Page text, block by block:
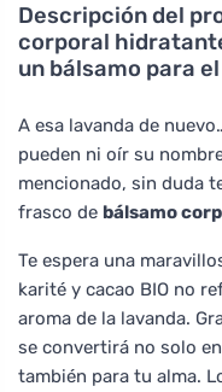
Descripción del
corporal
un bálsamo para
A esa lavanda de
pueden ni oír su
mencionado, sin duda
frasco de bálsamo
Te espera una
karité y cacao BIO no
aroma de la lavanda.
se convertirá no solo
también para tu alma.